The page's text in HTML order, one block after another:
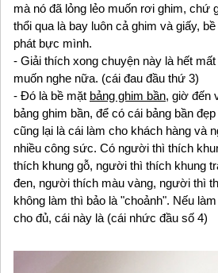
mà nó đã lỏng lẻo muốn rơi ghim, chứ
thổi qua là bay luôn cả ghim và giấy,
phát bực mình.
- Giải thích xong chuyện này là hết
muốn nghe nữa. (cái đau đầu thứ 3)
- Đó là bề mặt bảng ghim bần, giờ đến
bảng ghim bần, để có cái bảng bần
cũng lại là cái làm cho khách hàng và
nhiều công sức. Có người thì thích
thích khung gỗ, người thì thích khung
đen, người thích màu vàng, người thì
không làm thì bảo là "choảnh". Nếu
cho đủ, cái này là (cái nhức đầu số 4)